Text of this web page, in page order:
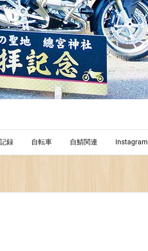
録 自転車 自鯖関連 Instagram